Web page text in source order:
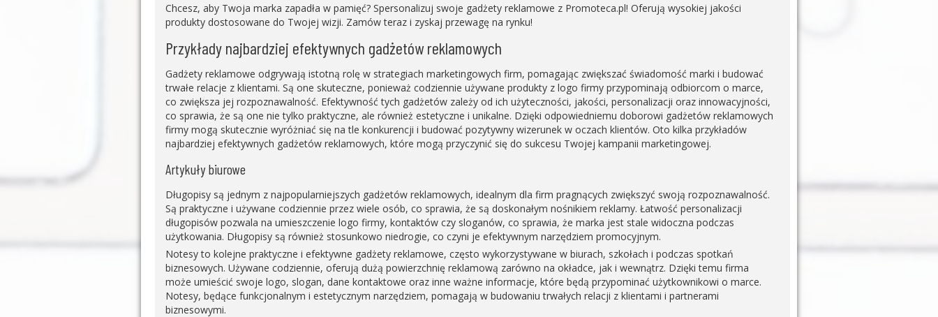
Chcesz, aby Twoja marka zapadła w pamięć? Spersonalizuj swoje gadżety reklamowe z Promoteca.pl! Oferują wysokiej jakości
produkty dostosowane do Twojej wizji. Zamów teraz i zyskaj przewagę na rynku!
Przykłady najbardziej efektywnych gadżetów reklamowych
Gadżety reklamowe odgrywają istotną rolę w strategiach marketingowych firm, pomagając zwiększać świadomość marki i budować
trwałe relacje z klientami. Są one skuteczne, ponieważ codziennie używane produkty z logo firmy przypominają odbiorcom o marce,
co zwiększa jej rozpoznawalność. Efektywność tych gadżetów zależy od ich użyteczności, jakości, personalizacji oraz innowacyjności,
co sprawia, że są one nie tylko praktyczne, ale również estetyczne i unikalne. Dzięki odpowiedniemu doborowi gadżetów reklamowych
firmy mogą skutecznie wyróżniać się na tle konkurencji i budować pozytywny wizerunek w oczach klientów. Oto kilka przykładów
najbardziej efektywnych gadżetów reklamowych, które mogą przyczynić się do sukcesu Twojej kampanii marketingowej.
Artykuły biurowe
Długopisy są jednym z najpopularniejszych gadżetów reklamowych, idealnym dla firm pragnących zwiększyć swoją rozpoznawalność.
Są praktyczne i używane codziennie przez wiele osób, co sprawia, że są doskonałym nośnikiem reklamy. Łatwość personalizacji
długopisów pozwala na umieszczenie logo firmy, kontaktów czy sloganów, co sprawia, że marka jest stale widoczna podczas
użytkowania. Długopisy są również stosunkowo niedrogie, co czyni je efektywnym narzędziem promocyjnym.
Notesy to kolejne praktyczne i efektywne gadżety reklamowe, często wykorzystywane w biurach, szkołach i podczas spotkań
biznesowych. Używane codziennie, oferują dużą powierzchnię reklamową zarówno na okładce, jak i wewnątrz. Dzięki temu firma
może umieścić swoje logo, slogan, dane kontaktowe oraz inne ważne informacje, które będą przypominać użytkownikowi o marce.
Notesy, będące funkcjonalnym i estetycznym narzędziem, pomagają w budowaniu trwałych relacji z klientami i partnerami
biznesowymi.